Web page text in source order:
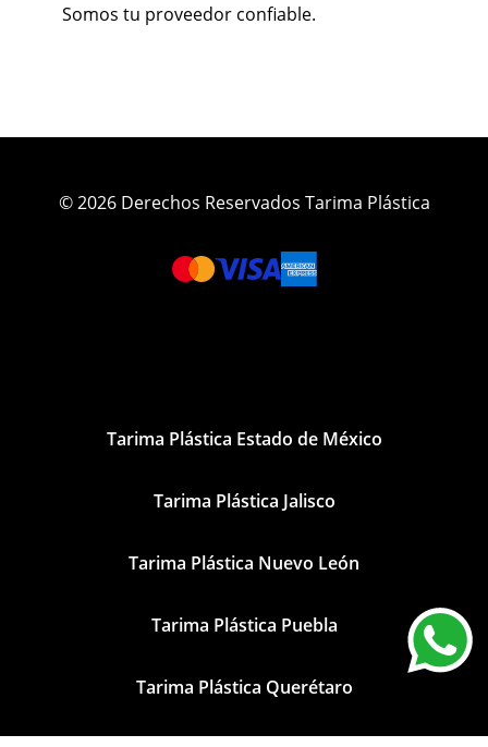
Somos tu proveedor confiable.
© 2026 Derechos Reservados Tarima Plástica
Tarima Plástica Estado de México
Tarima Plástica Jalisco
Tarima Plástica Nuevo León
Tarima Plástica Puebla
Tarima Plástica Querétaro